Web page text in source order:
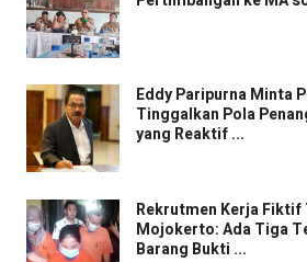
Eddy Paripurna Minta
Tinggalkan Pola
yang Reaktif ...
Rekrutmen Kerja
Mojokerto: Ada Tiga
Barang Bukti ...